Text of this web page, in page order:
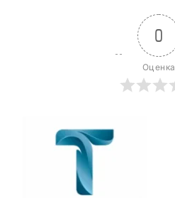
0
Оценка